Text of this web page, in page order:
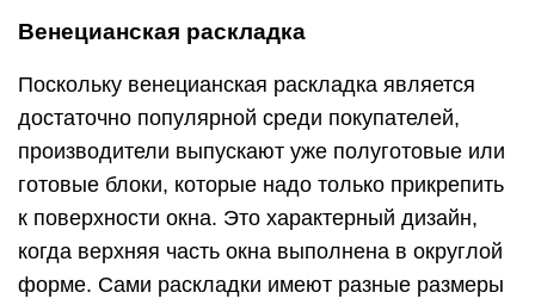
Венецианская раскладка
Поскольку венецианская раскладка является
достаточно популярной среди покупателей,
производители выпускают уже полуготовые или
готовые блоки, которые надо только прикрепить
к поверхности окна. Это характерный дизайн,
когда верхняя часть окна выполнена в округлой
форме. Сами раскладки имеют разные размеры